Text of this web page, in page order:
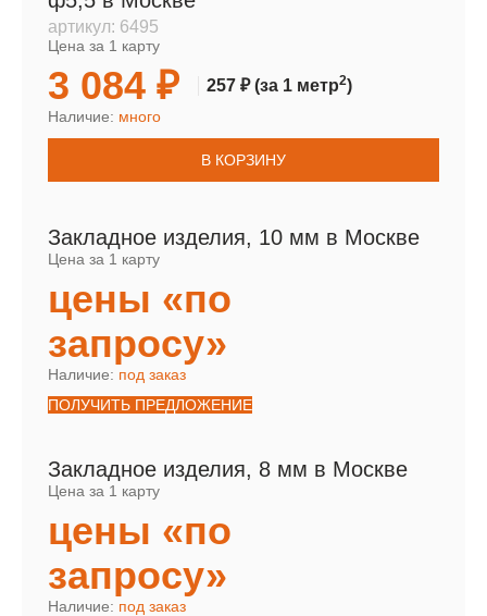
артикул: 6495
Цена за 1 карту
3 084 ₽ 257 ₽(за 1 метр2)
Наличие: много
В КОРЗИНУ
Закладное изделия, 10 мм в Москве
Цена за 1 карту
цены «по
запросу»
Наличие: под заказ
ПОЛУЧИТЬ ПРЕДЛОЖЕНИЕ
Закладное изделия, 8 мм в Москве
Цена за 1 карту
цены «по
запросу»
Наличие: под заказ